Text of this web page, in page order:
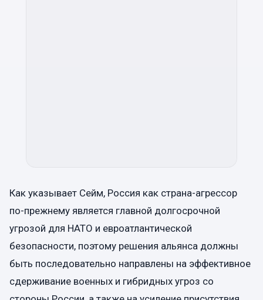
Как указывает Сейм, Россия как страна-агрессор
по-прежнему является главной долгосрочной
угрозой для НАТО и евроатлантической
безопасности, поэтому решения альянса должны
быть последовательно направлены на эффективное
сдерживание военных и гибридных угроз со